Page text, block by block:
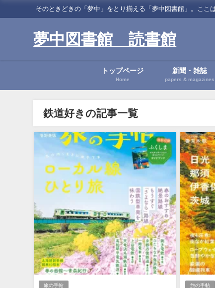
そのときどきの「夢中」をとり揃える「夢中図書館」。ここ
夢中図書館 読書館
トップページ
Home
新聞・雑誌
papers & magazines
鉄道好きの記事一覧
旅の手帖 旅の手帖